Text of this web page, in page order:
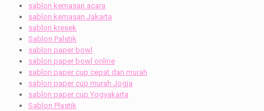
sablon kemasan acara
sablon kemasan Jakarta
sablon kresek
Sablon Palstik
sablon paper bowl
sablon paper bowl online
sablon paper cup cepat dan murah
sablon paper cup murah Jogja
sablon paper cup Yogyakarta
Sablon Plastik